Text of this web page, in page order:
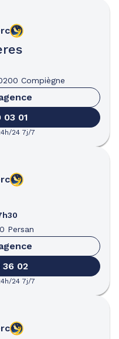
Compiègne
03 01
24 7j/7
Persan
36 02
24 7j/7